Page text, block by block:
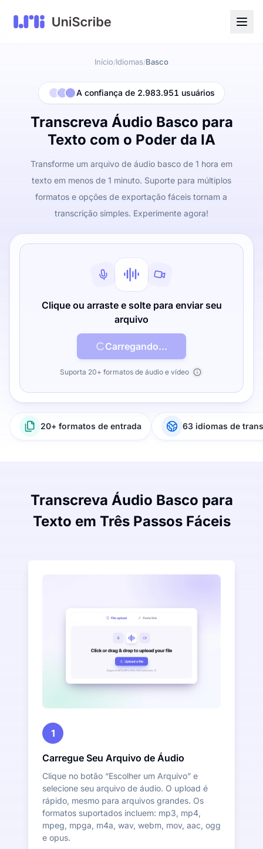
Início/Idiomas/Basco
A confiança de 2.983.951 usuários
Transcreva Áudio Basco para
Texto com o Poder da IA
Transforme um arquivo de áudio basco de 1 hora em
texto em menos de 1 minuto. Suporte para múltiplos
formatos e opções de exportação fáceis tornam a
transcrição simples. Experimente agora!
Clique ou arraste e solte para enviar seu
arquivo
Carregando...
Suporta 20+ formatos de áudio e vídeo
20+ formatos de entrada 63 idiomas de
Transcreva Áudio Basco para
Texto em Três Passos Fáceis
1
Carregue Seu Arquivo de Áudio
Clique no botão “Escolher um Arquivo” e
selecione seu arquivo de áudio. O upload é
rápido, mesmo para arquivos grandes. Os
formatos suportados incluem: mp3, mp4,
mpeg, mpga, m4a, wav, webm, mov, aac, ogg
e opus.